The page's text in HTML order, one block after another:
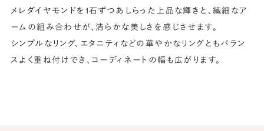
メレダイヤモンドを1石ずつあしらった上品な輝きと、繊細なア
ームの組み合わせが、清らかな美しさを感じさせます。
シンプルなリング、エタニティなどの華やかなリングともバラン
スよく重ね付けでき、コーディネートの幅も広がります。